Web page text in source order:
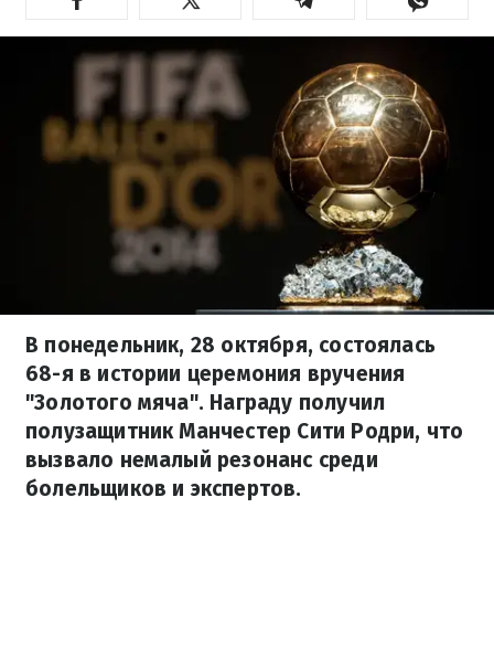
В понедельник, 28 октября, состоялась
68-я в истории церемония вручения
"Золотого мяча". Награду получил
полузащитник Манчестер Сити Родри, что
вызвало немалый резонанс среди
болельщиков и экспертов.